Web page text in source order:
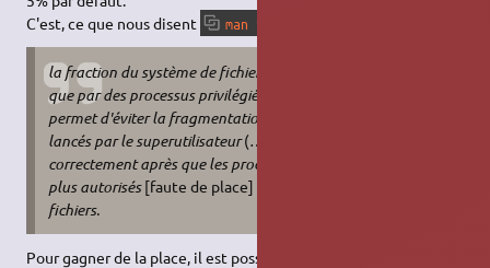
C'est, ce que nous disent
man tune2fs
la fraction du système de fichiers qui ne peut être allouée
que par des processus privilégiés.
permet d'éviter la fragmentation et permet aux démons
lancés par le superutilisateur(…)
correctement après que les processus non privilégiés ne sont
plus autorisés[faute de place]
fichiers.
Pour gagner de la place, il est possible dans certaines